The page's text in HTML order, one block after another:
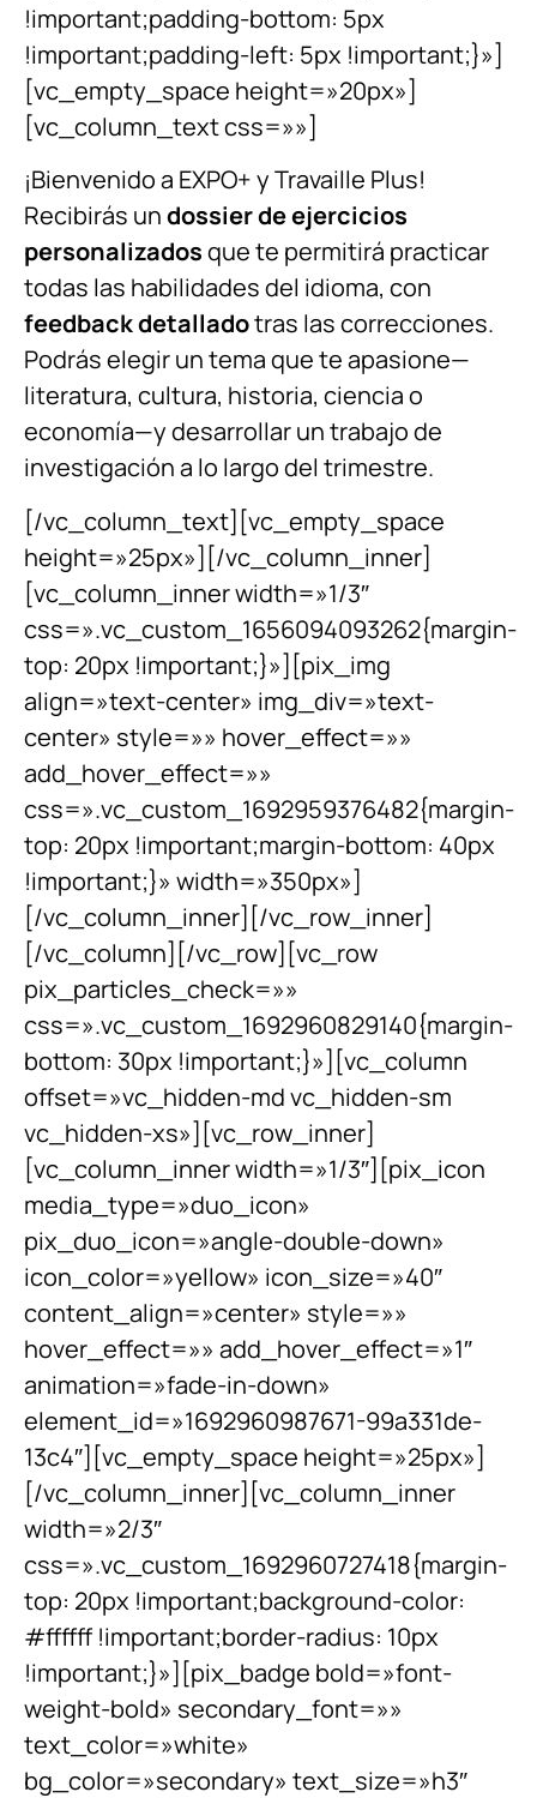
!important;padding-bottom: 5px
!important;padding-left: 5px !important;}»]
[vc_empty_space height=»20px»]
[vc_column_text css=»»]
¡Bienvenido a EXPO+ y Travaille Plus!
Recibirás undossier de ejercicios
personalizadosque te permitirá practicar
todas las habilidades del idioma, con
feedback detalladotras las correcciones.
Podrás elegir un tema que te apasione—
literatura, cultura, historia, ciencia o
economía—y desarrollar un trabajo de
investigación a lo largo del trimestre.
[/vc_column_text][vc_empty_space
height=»25px»][/vc_column_inner]
[vc_column_inner width=»1/3″
css=».vc_custom_1656094093262{margin-
top: 20px !important;}»][pix_img
align=»text-center» img_div=»text-
center» style=»» hover_effect=»»
add_hover_effect=»»
css=».vc_custom_1692959376482{margin-
top: 20px !important;margin-bottom: 40px
!important;}» width=»350px»]
[/vc_column_inner][/vc_row_inner]
[/vc_column][/vc_row][vc_row
pix_particles_check=»»
css=».vc_custom_1692960829140{margin-
bottom: 30px !important;}»][vc_column
offset=»vc_hidden-md vc_hidden-sm
vc_hidden-xs»][vc_row_inner]
[vc_column_inner width=»1/3″][pix_icon
media_type=»duo_icon»
pix_duo_icon=»angle-double-down»
icon_color=»yellow» icon_size=»40″
content_align=»center» style=»»
hover_effect=»» add_hover_effect=»1″
animation=»fade-in-down»
element_id=»1692960987671-99a331de-
13c4″][vc_empty_space height=»25px»]
[/vc_column_inner][vc_column_inner
width=»2/3″
css=».vc_custom_1692960727418{margin-
top: 20px !important;background-color:
#ffffff !important;border-radius: 10px
!important;}»][pix_badge bold=»font-
weight-bold» secondary_font=»»
text_color=»white»
bg_color=»secondary» text_size=»h3″